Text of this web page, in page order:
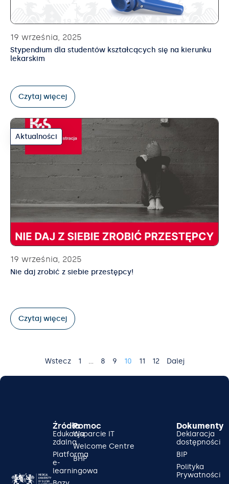
19 września, 2025
Stypendium dla studentów kształcących się na kierunku
lekarskim
Czytaj więcej
Aktualności
19 września, 2025
Nie daj zrobić z siebie przestępcy!
Czytaj więcej
Wstecz 1 … 8 9 10 11 12 Dalej
Pomoc
Wsparcie IT
Welcome Centre
BHP
Źródła
Edukacja
zdalna
Platforma
e-
learningowa
Dokumenty
Deklaracja
dostępności
BIP
Polityka
Prywatności